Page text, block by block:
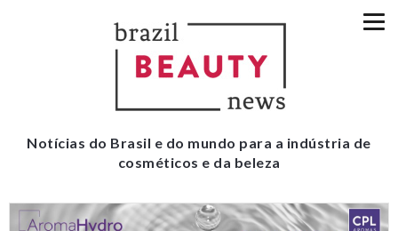
Notícias do Brasil e do mundo para a indústria de
cosméticos e da beleza